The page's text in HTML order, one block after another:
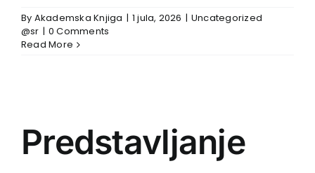
By Akademska Knjiga | 1 jula, 2026 | Uncategorized
@sr | 0 Comments
Read More
Predstavljanje